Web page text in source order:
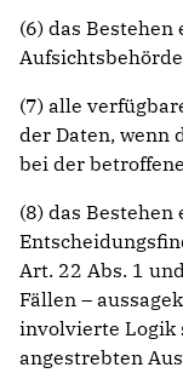
(6) das
(7) alle
der Daten, wenn
bei der
(8) das
Art. 22 Abs. 1
Fällen –
involvierte Logik
angestrebten